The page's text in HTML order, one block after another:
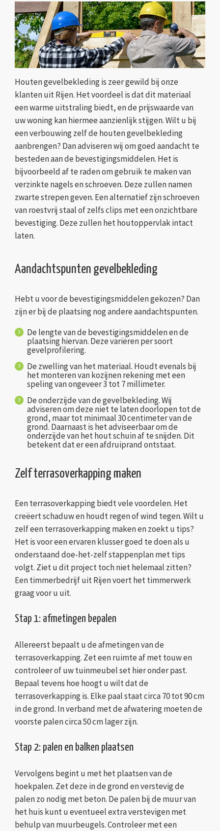
Houten gevelbekleding is zeer gewild bij onze
klanten uit Rijen. Het voordeel is dat dit materiaal
een warme uitstraling biedt, en de prijswaarde van
uw woning kan hiermee aanzienlijk stijgen. Wilt u bij
een verbouwing zelf de houten gevelbekleding
aanbrengen? Dan adviseren wij om goed aandacht te
besteden aan de bevestigingsmiddelen. Het is
bijvoorbeeld af te raden om gebruik te maken van
verzinkte nagels en schroeven. Deze zullen namen
zwarte strepen geven. Een alternatief zijn schroeven
van roestvrij staal of zelfs clips met een onzichtbare
bevestiging. Deze zullen het houtoppervlak intact
laten.
Aandachtspunten gevelbekleding
Hebt u voor de bevestigingsmiddelen gekozen? Dan
zijn er bij de plaatsing nog andere aandachtspunten.
De lengte van de bevestigingsmiddelen en de
plaatsing hiervan. Deze variëren per soort
gevelprofilering.
De zwelling van het materiaal. Houdt evenals bij
het monteren van kozijnen rekening met een
speling van ongeveer 3 tot 7 millimeter.
De onderzijde van de gevelbekleding. Wij
adviseren om deze niet te laten doorlopen tot de
grond, maar tot minimaal 30 centimeter van de
grond. Daarnaast is het adviseerbaar om de
onderzijde van het hout schuin af te snijden. Dit
betekent dat er een afdruiprand ontstaat.
Zelf terrasoverkapping maken
Een terrasoverkapping biedt vele voordelen. Het
creëert schaduw en houdt regen of wind tegen. Wilt u
zelf een terrasoverkapping maken en zoekt u tips?
Het is voor een ervaren klusser goed te doen als u
onderstaand doe-het-zelf stappenplan met tips
volgt. Ziet u dit project toch niet helemaal zitten?
Een timmerbedrijf uit Rijen voert het timmerwerk
graag voor u uit.
Stap 1: afmetingen bepalen
Allereerst bepaalt u de afmetingen van de
terrasoverkapping. Zet een ruimte af met touw en
controleer of uw tuinmeubel set hier onder past.
Bepaal tevens hoe hoogt u wilt dat de
terrasoverkapping is. Elke paal staat circa 70 tot 90 cm
in de grond. In verband met de afwatering moeten de
voorste palen circa 50 cm lager zijn.
Stap 2: palen en balken plaatsen
Vervolgens begint u met het plaatsen van de
hoekpalen. Zet deze in de grond en verstevig de
palen zo nodig met beton. De palen bij de muur van
het huis kunt u eventueel extra verstevigen met
behulp van muurbeugels. Controleer met een